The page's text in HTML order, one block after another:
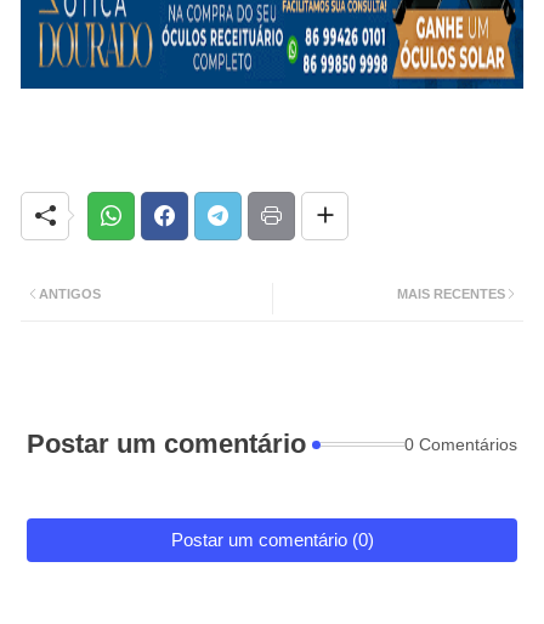
MAIS RECENTES
ANTIGOS
Postar um comentário 0 Comentários
Postar um comentário (0)